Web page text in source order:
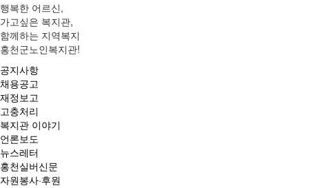
행복한 어르신,
가고싶은 복지관,
함께하는 지역복지
홍천군노인복지관!
공지사항
채용공고
재정보고
고충처리
복지관 이야기
언론보도
뉴스레터
홍천실버신문
자원봉사·후원